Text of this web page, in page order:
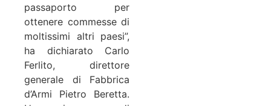
passaporto per
ottenere commesse di
moltissimi altri paesi”,
ha dichiarato Carlo
Ferlito, direttore
generale di Fabbrica
d’Armi Pietro Beretta.